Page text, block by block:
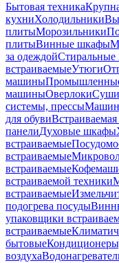
Бытовая техника
кухниХолодильники
плитыМорозильники
плитыВинные шкафы
за одеждой
встраиваемыеУтюги
машины
машиныОверлоки
системы, прессы
для обуви
панелиДуховые шкафы
встраиваемые
встраиваемые
встраиваемые
встраиваемой техники
встраиваемые
подогрева посуды
упаковщики
встраиваемые
бытовые
воздуха